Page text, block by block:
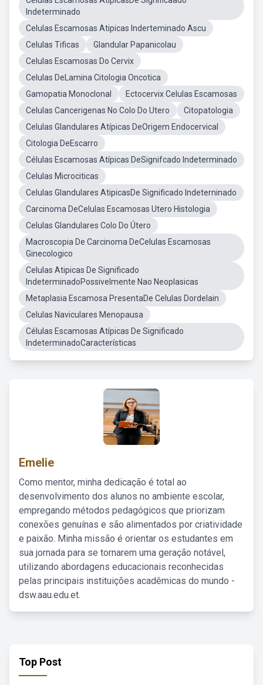
Indeterminado
Celulas Escamosas Atipicas Inderteminado Ascu
Celulas Tificas
Glandular Papanicolau
Celulas Escamosas Do Cervix
Celulas DeLamina Citologia Oncotica
Gamopatia Monoclonal
Ectocervix Celulas Escamosas
Celulas Cancerigenas No Colo Do Utero
Citopatologia
Celulas Glandulares Atípicas DeOrigem Endocervical
Citologia DeEscarro
Células Escamosas Atípicas DeSignifcado Indeterminado
Celulas Microciticas
Celulas Glandulares AtipicasDe Significado Indeterninado
Carcinoma DeCelulas Escamosas Utero Histologia
Celulas Glandulares Colo Do Útero
Macroscopia De Carcinoma DeCelulas Escamosas
Ginecologico
Celulas Atipicas De Significado
IndeterminadoPossivelmente Nao Neoplasicas
Metaplasia Escamosa PresentaDe Celulas Dordelain
Celulas Naviculares Menopausa
Células Escamosas Atípicas De Significado
IndeterminadoCaracterísticas
Emelie
Como mentor, minha dedicação é total ao
desenvolvimento dos alunos no ambiente escolar,
empregando métodos pedagógicos que priorizam
conexões genuínas e são alimentados por criatividade
e paixão. Minha missão é orientar os estudantes em
sua jornada para se tornarem uma geração notável,
utilizando abordagens educacionais reconhecidas
pelas principais instituições acadêmicas do mundo -
dsw.aau.edu.et.
Top Post